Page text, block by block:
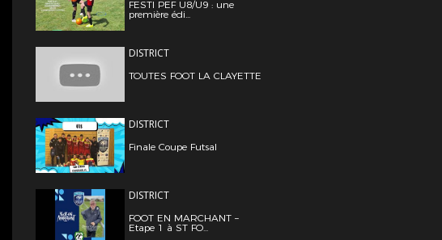
FESTI PEF U8/U9 : une
première édi...
DISTRICT
TOUTES FOOT LA CLAYETTE
DISTRICT
Finale Coupe Futsal
DISTRICT
FOOT EN MARCHANT –
Etape 1 à ST FO...